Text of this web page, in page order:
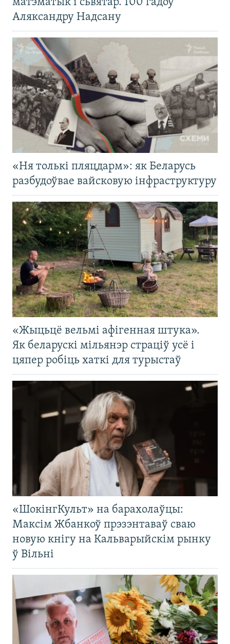
Аляксандру Надсану
«Ня толькі пляцдарм»: як Беларусь
разбудоўвае вайсковую інфраструктуру
«Жыцьцё вельмі афігенная штука».
Як беларускі мільянэр страціў усё і
цяпер робіць хаткі для турыстаў
«ШокінгКульт» на барахолаўцы:
Максім Жбанкоў прэзэнтаваў сваю
новую кнігу на Кальварыйскім рынку
ў Вільні